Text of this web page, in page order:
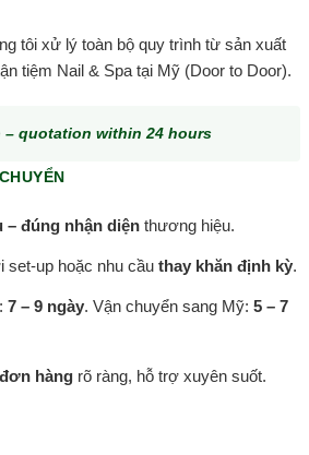
tôi xử lý toàn bộ quy trình từ sản xuất
tiệm Nail & Spa tại Mỹ (Door to Door).
– quotation within 24 hours
– đúng nhận diện thương hiệu.
set-up hoặc nhu cầu thay khăn định kỳ.
7 – 9 ngày. Vận chuyển sang Mỹ: 5 – 7
hàng rõ ràng, hỗ trợ xuyên suốt.